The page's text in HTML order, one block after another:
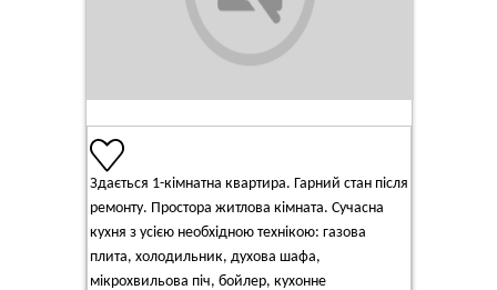
Здається 1-кімнатна квартира. Гарний стан після
ремонту. Простора житлова кімната. Сучасна
кухня з усією необхідною технікою: газова
плита, холодильник, духова шафа,
мікрохвильова піч, бойлер, кухонне